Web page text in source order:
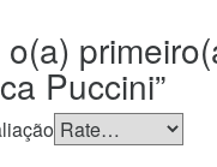
Puccini”